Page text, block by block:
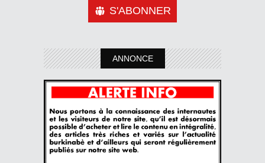
S'ABONNER
ANNONCE